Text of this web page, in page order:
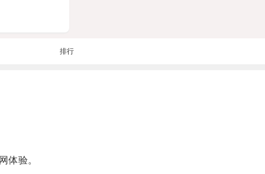
排行
体验。